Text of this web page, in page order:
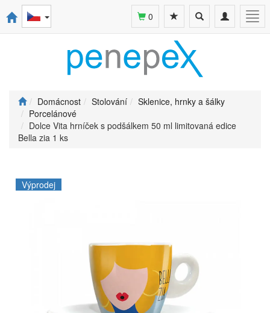
Toggle
navigation
Toggle
search
0
Domácnost Stolování
Sklenice, hrnky a šálky
Porcelánové
Dolce Vita hrníček s podšálkem 50 ml limitovaná edice
Bella zia 1 ks
Výprodej